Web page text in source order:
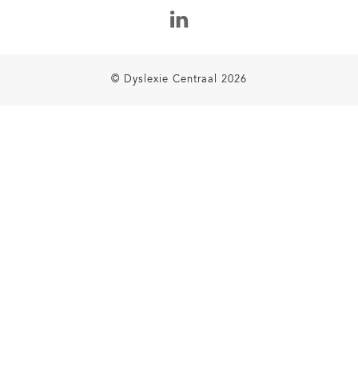
LinkedIn
© Dyslexie Centraal 2026